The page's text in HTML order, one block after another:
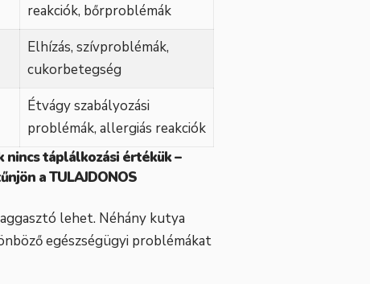
reakciók, bőrproblémák
Elhízás, szívproblémák,
cukorbetegség
Étvágy szabályozási
problémák, allergiás reakciók
nincs táplálkozási értékük –
a TULAJDONOS
lehet. Néhány kutya
egészségügyi problémákat